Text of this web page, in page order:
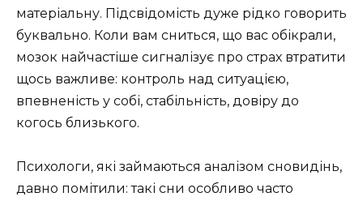
матеріальну. Підсвідомість дуже рідко говорить
буквально. Коли вам сниться, що вас обікрали,
мозок найчастіше сигналізує про страх втратити
щось важливе: контроль над ситуацією,
впевненість у собі, стабільність, довіру до
когось близького.
Психологи, які займаються аналізом сновидінь,
давно помітили: такі сни особливо часто